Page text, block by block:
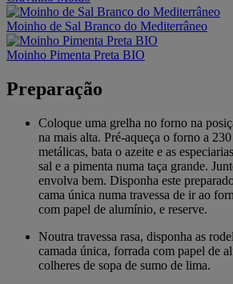
Moinho de Sal Branco do Mediterrâneo
Moinho Pimenta Preta BIO
Preparação
Coloque uma grelha no forno na
na mais alta. Pré-aqueça o forno a
metálicas, bata o azeite e as
sal e a pimenta numa taça grande.
envolva bem. Disponha este
cama única numa travessa de ir ao
com papel de alumínio, e reserve.
Noutra travessa rasa, disponha as
camada única, forrada com papel de
colheres de sopa de sumo de lima.